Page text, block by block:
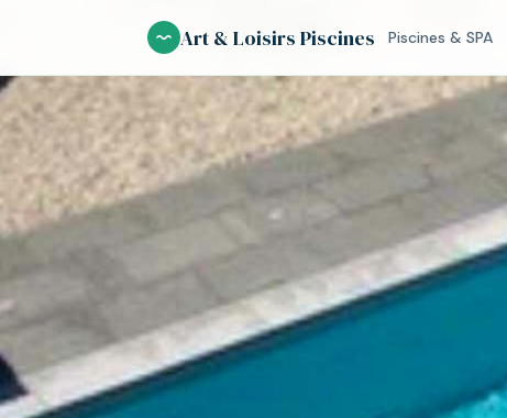
contenu
Art & Loisirs Piscines Piscines & SPA